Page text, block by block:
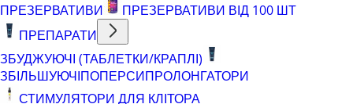
ПРЕЗЕРВАТИВИ
ПРЕЗЕРВАТИВИ ВІД 100 ШТ
ПРЕПАРАТИ
ЗБУДЖУЮЧІ (ТАБЛЕТКИ/КРАПЛІ)
ЗБІЛЬШУЮЧІПОПЕРСИПРОЛОНГАТОРИ
СТИМУЛЯТОРИ ДЛЯ КЛІТОРА